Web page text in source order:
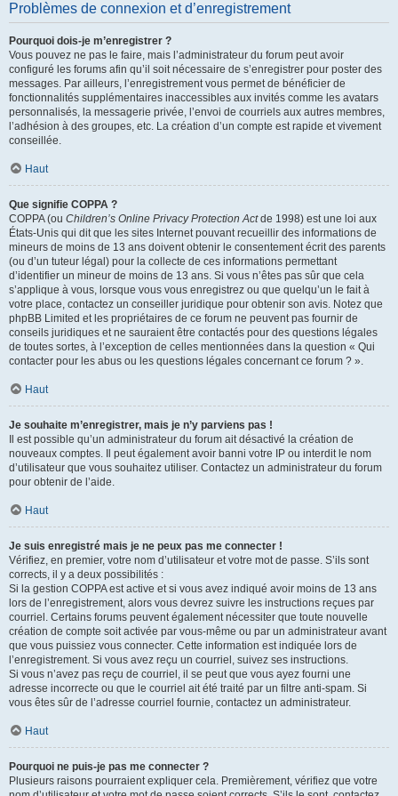
Problèmes de connexion et d’enregistrement
Pourquoi dois-je m’enregistrer ?
Vous pouvez ne pas le faire, mais l’administrateur du forum peut avoir
configuré les forums afin qu’il soit nécessaire de s’enregistrer pour poster des
messages. Par ailleurs, l’enregistrement vous permet de bénéficier de
fonctionnalités supplémentaires inaccessibles aux invités comme les avatars
personnalisés, la messagerie privée, l’envoi de courriels aux autres membres,
l’adhésion à des groupes, etc. La création d’un compte est rapide et vivement
conseillée.
Haut
Que signifie COPPA ?
COPPA (ou Children’s Online Privacy Protection Actde 1998) est une loi aux
États-Unis qui dit que les sites Internet pouvant recueillir des informations de
mineurs de moins de 13 ans doivent obtenir le consentement écrit des parents
(ou d’un tuteur légal) pour la collecte de ces informations permettant
d’identifier un mineur de moins de 13 ans. Si vous n’êtes pas sûr que cela
s’applique à vous, lorsque vous vous enregistrez ou que quelqu’un le fait à
votre place, contactez un conseiller juridique pour obtenir son avis. Notez que
phpBB Limited et les propriétaires de ce forum ne peuvent pas fournir de
conseils juridiques et ne sauraient être contactés pour des questions légales
de toutes sortes, à l’exception de celles mentionnées dans la question « Qui
contacter pour les abus ou les questions légales concernant ce forum ? ».
Haut
Je souhaite m’enregistrer, mais je n’y parviens pas !
Il est possible qu’un administrateur du forum ait désactivé la création de
nouveaux comptes. Il peut également avoir banni votre IP ou interdit le nom
d’utilisateur que vous souhaitez utiliser. Contactez un administrateur du forum
pour obtenir de l’aide.
Haut
Je suis enregistré mais je ne peux pas me connecter !
Vérifiez, en premier, votre nom d’utilisateur et votre mot de passe. S’ils sont
corrects, il y a deux possibilités :
Si la gestion COPPA est active et si vous avez indiqué avoir moins de 13 ans
lors de l’enregistrement, alors vous devrez suivre les instructions reçues par
courriel. Certains forums peuvent également nécessiter que toute nouvelle
création de compte soit activée par vous-même ou par un administrateur avant
que vous puissiez vous connecter. Cette information est indiquée lors de
l’enregistrement. Si vous avez reçu un courriel, suivez ses instructions.
Si vous n’avez pas reçu de courriel, il se peut que vous ayez fourni une
adresse incorrecte ou que le courriel ait été traité par un filtre anti-spam. Si
vous êtes sûr de l’adresse courriel fournie, contactez un administrateur.
Haut
Pourquoi ne puis-je pas me connecter ?
Plusieurs raisons pourraient expliquer cela. Premièrement, vérifiez que votre